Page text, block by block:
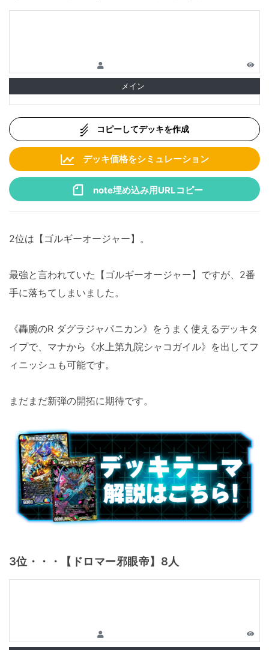
メイン
コピーしてデッキを作成
デッキ価格をシミュレーション
note埋め込み用URLコピー
2位は【ゴルギーオージャー】。
最強と言われていた【ゴルギーオージャー】ですが、2番
手に落ちてしまいました。
《轟腕のR ダグラジャパニカン》をうまく使えるデッキタ
イプで、マナから《水上第九院シャコガイル》を出してフ
ィニッシュも可能です。
まだまだ新弾の開拓に期待です。
3位・・・【ドロマー邪眼帝】8人